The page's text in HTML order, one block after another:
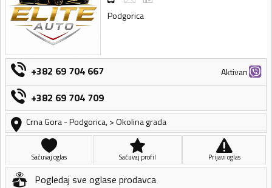
Podgorica
+382 69 704 667 Aktivan
+382 69 704 709
Crna Gora-Podgorica,> Okolina grada
Sačuvaj oglas Sačuvaj profil Prijavi oglas
Pogledaj sve oglase prodavca